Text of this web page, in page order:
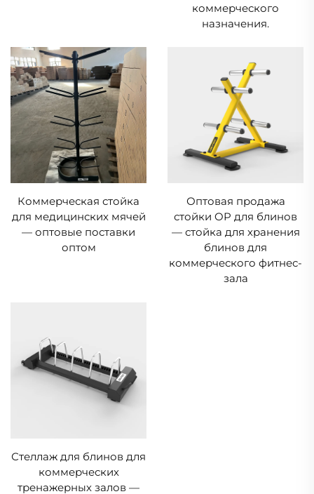
коммерческого
назначения.
Коммерческая стойка
для медицинских мячей
— оптовые поставки
оптом
Оптовая продажа
стойки OP для блинов
— стойка для хранения
блинов для
коммерческого фитнес-
зала
Стеллаж для блинов для
коммерческих
тренажерных залов —